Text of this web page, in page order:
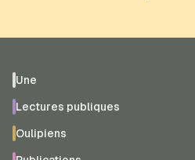
Une
Lectures publiques
Oulipiens